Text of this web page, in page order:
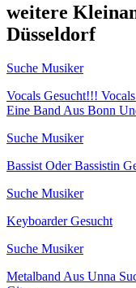
weitere
Düsseldorf
Suche Musiker
Vocals Gesucht!!!
Eine Band Aus Bonn
Suche Musiker
Bassist Oder Bassistin
Suche Musiker
Keyboarder Gesucht
Suche Musiker
Metalband Aus Unna